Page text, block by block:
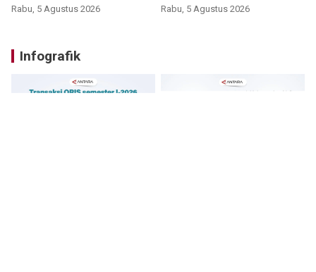
Rabu, 5 Agustus 2026 Rabu, 5 Agustus 2026
Infografik